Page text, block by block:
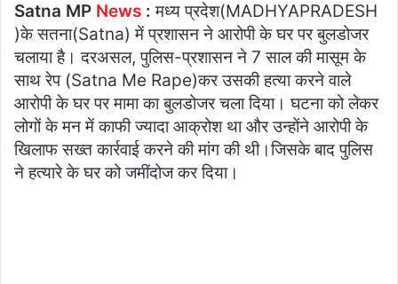
Satna MP News :मध्य प्रदेश(MADHYAPRADESH
)के सतना(Satna) में प्रशासन ने आरोपी के घर पर बुलडोजर
चलाया है। दरअसल, पुलिस-प्रशासन ने 7 साल की मासूम के
साथ रेप (Satna Me Rape)कर उसकी हत्या करने वाले
आरोपी के घर पर मामा का बुलडोजर चला दिया। घटना को लेकर
लोगों के मन में काफी ज्यादा आक्रोश था और उन्होंने आरोपी के
खिलाफ सख्त कार्रवाई करने की मांग की थी।जिसके बाद पुलिस
ने हत्यारे के घर को जमींदोज कर दिया।